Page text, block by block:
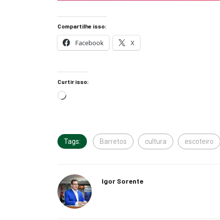
Compartilhe isso:
Facebook X
Curtir isso:
Tags: Barretos cultura escoteiro
Igor Sorente